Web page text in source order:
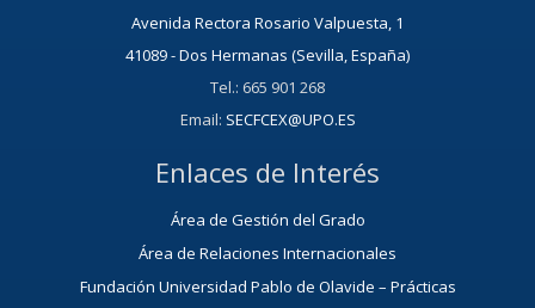
Avenida Rectora Rosario Valpuesta, 1
41089 - Dos Hermanas (Sevilla, España)
Tel.: 665 901 268
Email: SECFCEX@UPO.ES
Enlaces de Interés
Área de Gestión del Grado
Área de Relaciones Internacionales
Fundación Universidad Pablo de Olavide – Prácticas